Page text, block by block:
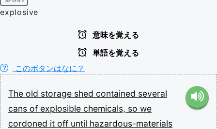
explosive
意味を覚える
単語を覚える
このボタンはなに？
The old storage shed contained several
cans of explosible chemicals, so we
cordoned it off until hazardous-materials